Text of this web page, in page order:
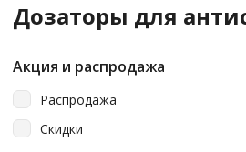
Дозаторы для
Акция и распродажа
Распродажа
Скидки